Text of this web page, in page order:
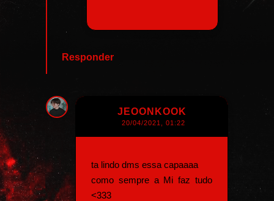
Responder
JEOONKOOK
20/04/2021, 01:22
ta lindo dms essa capaaaa
como sempre a Mi faz tudo
<333